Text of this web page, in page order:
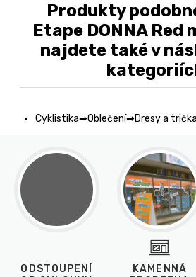
Produkty
Etape DONNA Red
najdete také v
Cyklistika Oblečení Dresy a trička
ODSTOUPENÍ
KAMENNÁ